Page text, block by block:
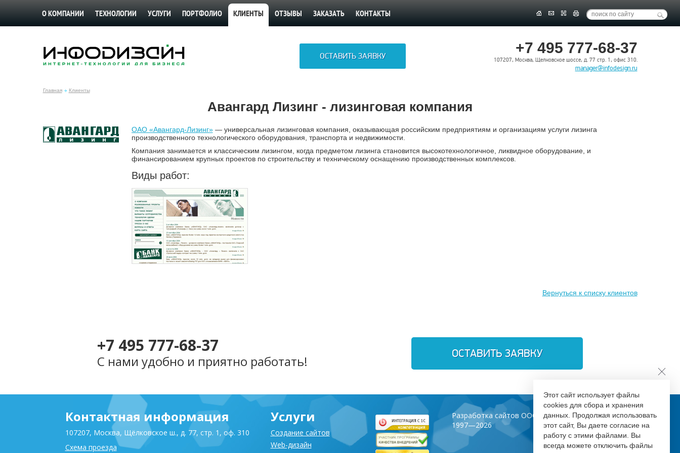
О КОМПАНИИ ТЕХНОЛОГИИ УСЛУГИ ПОРТФОЛИО КЛИЕНТЫ ОТЗЫВЫ ЗАКАЗАТЬ КОНТАКТЫ
+7 495 777-68-37
107207, Москва, Щелковское шоссе, д. 77 стр. 1, офис 310.
manager@infodesign.ru
ОСТАВИТЬ ЗАЯВКУ
Главная Клиенты
Авангард Лизинг - лизинговая компания
ОАО «Авангард-Лизинг»— универсальная лизинговая компания, оказывающая российским предприятиям и организациям услуги лизинга
производственного технологического оборудования, транспорта и недвижимости.
Компания занимается и классическим лизингом, когда предметом лизинга становится высокотехнологичное, ликвидное оборудование, и
финансированием крупных проектов по строительству и техническому оснащению производственных комплексов.
Виды работ:
Вернуться к списку клиентов
+7 495 777-68-37
С нами удобно и приятно работать! ОСТАВИТЬ ЗАЯВКУ
Контактная информация
107207, Москва, Щёлковское ш., д. 77, стр. 1, оф. 310
Схема проезда
Услуги
Создание сайтов
Web-дизайн
Разработка сайтов ООО «Инфодизайн»
1997—2026
Этот сайт использует файлы
cookies для сбора и хранения
данных. Продолжая использовать
этот сайт, Вы даете согласие на
работу с этими файлами. Вы
всегда можете отключить файлы